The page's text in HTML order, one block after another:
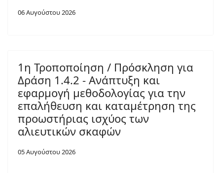
06 Αυγούστου 2026
1η Τροποποίηση / Πρόσκληση για
Δράση 1.4.2 - Ανάπτυξη και
εφαρμογή μεθοδολογίας για την
επαλήθευση και καταμέτρηση της
προωστήριας ισχύος των
αλιευτικών σκαφών
05 Αυγούστου 2026